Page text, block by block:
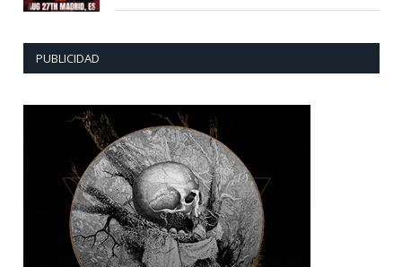
PUBLICIDAD